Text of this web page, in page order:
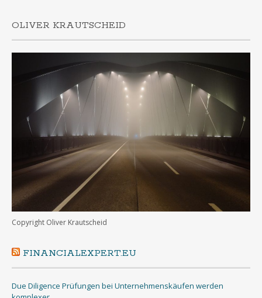
OLIVER KRAUTSCHEID
Copyright Oliver Krautscheid
FINANCIALEXPERT.EU
Due Diligence Prüfungen bei Unternehmenskäufen werden